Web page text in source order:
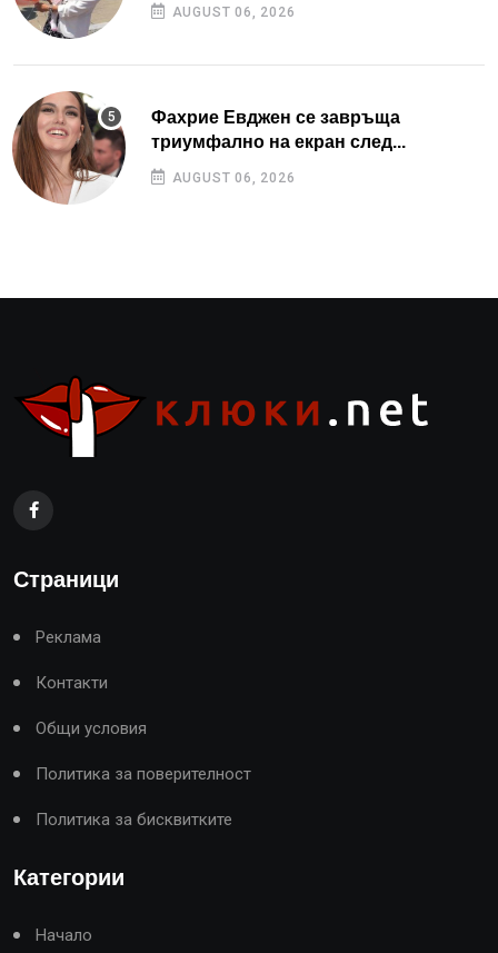
AUGUST 06, 2026
Фахрие Евджен се завръща
триумфално на екран след...
AUGUST 06, 2026
Страници
Реклама
Контакти
Общи условия
Политика за поверителност
Политика за бисквитките
Категории
Начало